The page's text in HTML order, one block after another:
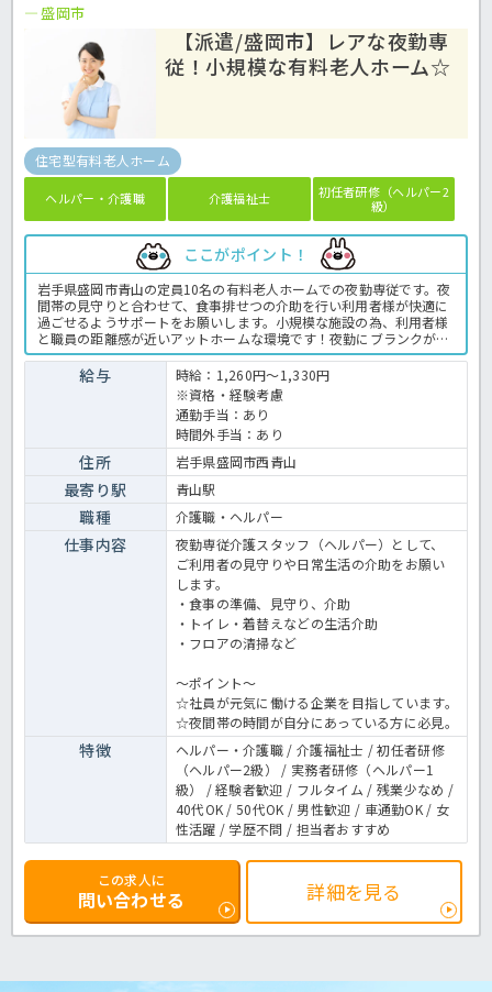
盛岡市
【派遣/盛岡市】レアな夜勤専
従！小規模な有料老人ホーム☆
住宅型有料老人ホーム
ヘルパー・介護職 介護福祉士
初任者研修（ヘルパー2
級）
ここがポイント！
岩手県盛岡市青山の定員10名の有料老人ホームでの夜勤専従です。夜
間帯の見守りと合わせて、食事排せつの介助を行い利用者様が快適に
過ごせるようサポートをお願いします。小規模な施設の為、利用者様
と職員の距離感が近いアットホームな環境です！夜勤にブランクがあ
る方も優しく教えていただける環境がございますのでご安心くださ
い！月10～13回の間の勤務となり、お休みは事前にご相談可能ですの
で気になる方はお気軽にお問い合わせください！有料老人ホームでの
介護業務全般です。＜介護職 派遣 有料老人ホームの求人＞
給与
時給：1,260円～1,330円
※資格・経験考慮
通勤手当：あり
時間外手当：あり
住所 岩手県盛岡市西青山
最寄り駅 青山駅
職種 介護職・ヘルパー
仕事内容
夜勤専従介護スタッフ（ヘルパー）として、
ご利用者の見守りや日常生活の介助をお願い
します。
・食事の準備、見守り、介助
・トイレ・着替えなどの生活介助
・フロアの清掃など
～ポイント～
☆社員が元気に働ける企業を目指しています。
☆夜間帯の時間が自分にあっている方に必見。
特徴
ヘルパー・介護職 / 介護福祉士 / 初任者研修
（ヘルパー2級） / 実務者研修（ヘルパー1
級） / 経験者歓迎 / フルタイム / 残業少なめ /
40代OK / 50代OK / 男性歓迎 / 車通勤OK / 女
性活躍 / 学歴不問 / 担当者おすすめ
この求人に
問い合わせる 詳細を見る